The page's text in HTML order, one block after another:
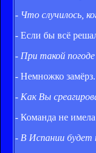
- Что случилось,
- Если бы всё
- При такой погоде
- Немножко замёрз.
- Как Вы
- Команда не
- В Испании будет